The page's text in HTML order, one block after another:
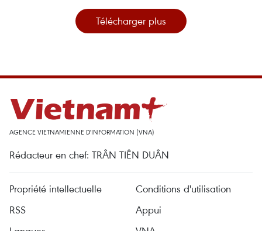
Télécharger plus
AGENCE VIETNAMIENNE D'INFORMATION (VNA)
Rédacteur en chef: TRÂN TIÊN DUÂN
Propriété intellectuelle
Conditions d'utilisation
RSS
Appui